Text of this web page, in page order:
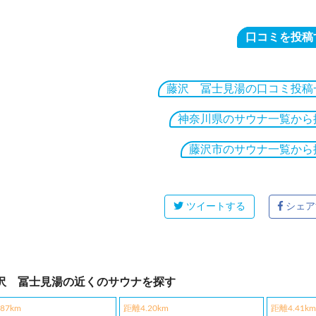
口コミを投稿
藤沢 冨士見湯の口コミ投稿
神奈川県のサウナ一覧から
藤沢市のサウナ一覧から
ツイートする シェ
冨士見湯の近くのサウナを探す
距離4.20km 距離4.41km